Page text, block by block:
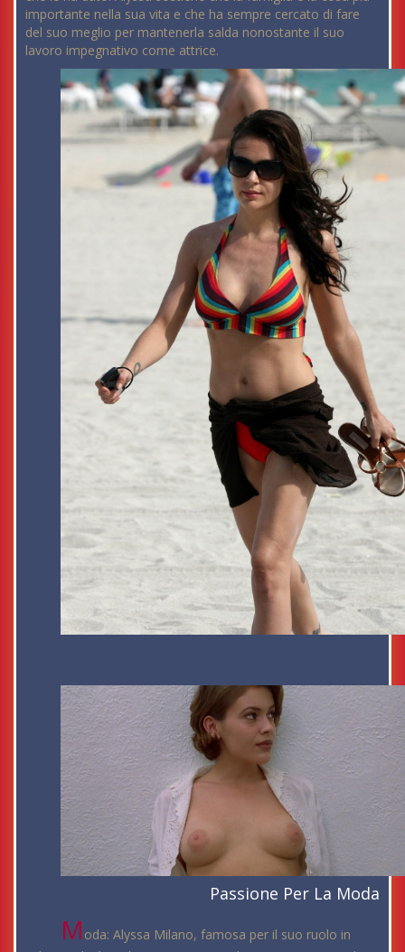
importante nella sua vita e che ha sempre cercato di fare
del suo meglio per mantenerla salda nonostante il suo
lavoro impegnativo come attrice.
Passione Per La Moda
M oda: Alyssa Milano, famosa per il suo ruolo in